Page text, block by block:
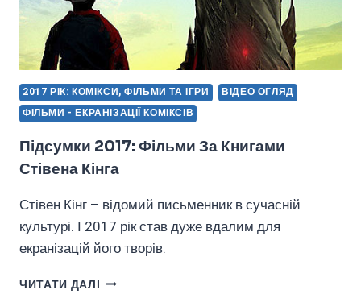
2017 РІК: КОМІКСИ, ФІЛЬМИ ТА ІГРИ
ВІДЕО ОГЛЯД
ФІЛЬМИ - ЕКРАНІЗАЦІЇ КОМІКСІВ
Підсумки 2017: Фільми За Книгами
Стівена Кінга
Стівен Кінг – відомий письменник в сучасній
культурі. І 2017 рік став дуже вдалим для
екранізацій його творів.
ЧИТАТИ ДАЛІ ПІДСУМКИ